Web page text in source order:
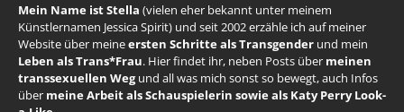
Mein Name ist Stella (vielen eher bekannt unter meinem
Künstlernamen Jessica Spirit) und seit 2002 erzähle ich auf meiner
Website über meineersten Schritte als Transgender und mein
Leben als Trans*Frau. Hier findet ihr, neben Posts über meinen
transsexuellen Wegund all was mich sonst so bewegt, auch Infos
über meine Arbeit als Schauspielerin sowie als Katy Perry Look-